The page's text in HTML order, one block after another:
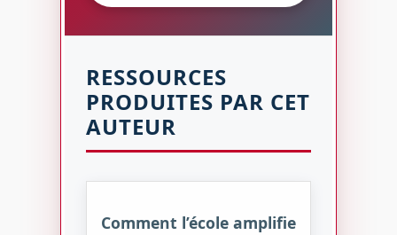
RESSOURCES
PRODUITES PAR CET
AUTEUR
Comment l’école amplifie